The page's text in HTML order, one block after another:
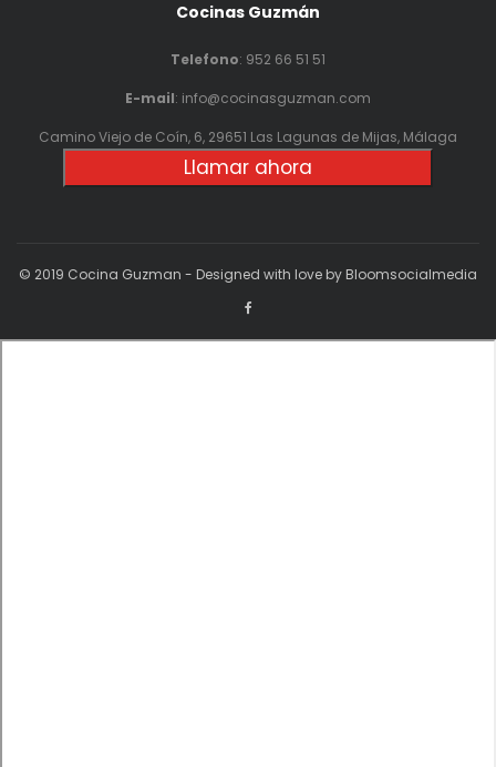
Cocinas Guzmán
Telefono: 952 66 51 51
E-mail: info@cocinasguzman.com
Camino Viejo de Coín, 6, 29651 Las Lagunas de Mijas, Málaga
Llamar ahora
© 2019 Cocina Guzman - Designed with love by Bloomsocialmedia